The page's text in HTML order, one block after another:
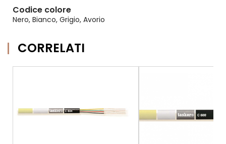
Codice colore
Nero, Bianco, Grigio, Avorio
CORRELATI